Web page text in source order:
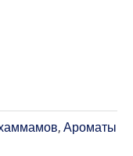
,Ароматы